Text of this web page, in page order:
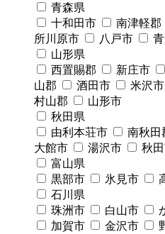
青森県
十和田市
南津軽郡
所川原市
八戸市
山形県
西置賜郡
新庄市
山郡
酒田市 米沢市
村山郡
山形市
秋田県
由利本荘市
南秋田
大館市
湯沢市 秋
富山県
黒部市
氷見市
石川県
珠洲市
白山市
加賀市
金沢市